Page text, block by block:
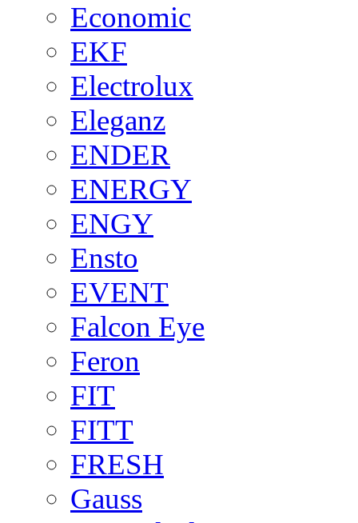
Economic
EKF
Electrolux
Eleganz
ENDER
ENERGY
ENGY
Ensto
EVENT
Falcon Eye
Feron
FIT
FITT
FRESH
Gauss